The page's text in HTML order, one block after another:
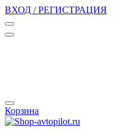
ВХОД / РЕГИСТРАЦИЯ
Корзина